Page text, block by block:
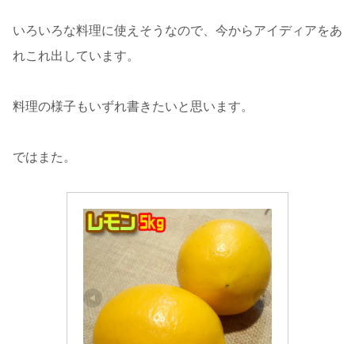
いろいろな料理に使えそうなので、今からアイディアをあ
れこれ出しています。
料理の様子もいずれ書きたいと思います。
ではまた。